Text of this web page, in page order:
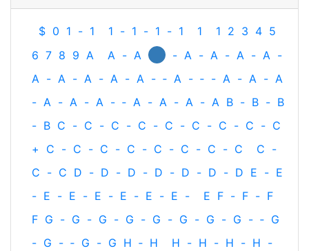
$ 0 1 - 1 1 - 1 - 1 - 1 1 1 2 3 4 5
6 7 8 9 A A - A - A - A - A - A -
A - A - A - A - A - ‐ A - ‐ - A - A - A
- A - A - A - ‐ A - A - A - A B - B - B
- B C - C - C - C - C - C - C - C - C
+
C - C - C - C - C - C - C - C C -
C - C D - D - D - D - D - D - D E - E
- E - E - E - E - E - E - E F - F - F
F G - G - G - G - G - G - G - G - ‐ G
- G - ‐ G - G H ‐ H H - H - H - H -